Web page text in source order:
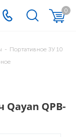
0
- Портативное ЗУ 10
Qayan QPB-